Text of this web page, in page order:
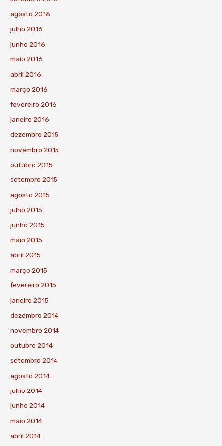
agosto 2016
julho 2016
junho 2016
maio 2016
abril 2016
março 2016
fevereiro 2016
janeiro 2016
dezembro 2015
novembro 2015
outubro 2015
setembro 2015
agosto 2015
julho 2015
junho 2015
maio 2015
abril 2015
março 2015
fevereiro 2015
janeiro 2015
dezembro 2014
novembro 2014
outubro 2014
setembro 2014
agosto 2014
julho 2014
junho 2014
maio 2014
abril 2014